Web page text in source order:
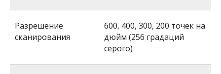
Разрешение
сканирования
600, 400, 300, 200 точек на
дюйм (256 градаций
серого)